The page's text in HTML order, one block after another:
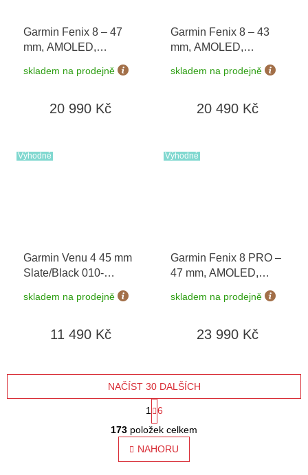
Garmin Fenix 8 – 47
mm, AMOLED,
Sapphire, Carbon grey
DLC titanium s
skladem na prodejně
20 990 Kč
Garmin Fenix 8 – 43
mm, AMOLED,
Sapphire, Soft Gold /
Fog grey 010-02903-
skladem na prodejně
20 490 Kč
Výhodné
Garmin Venu 4 45 mm
Slate/Black 010-
skladem na prodejně
11 490 Kč
Výhodné
Garmin Fenix 8 PRO –
47 mm, AMOLED,
Black/Pebble Grey
skladem na prodejně
23 990 Kč
O
v
l
á
NAČÍST 30 DALŠÍCH
S
t
r
1
6
173 položek celkem
NAHORU